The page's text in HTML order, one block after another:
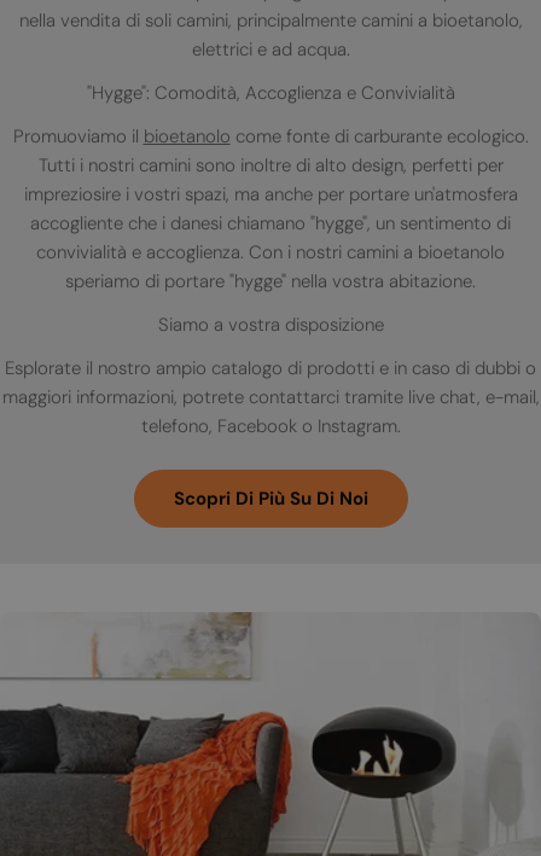
nella vendita di soli camini, principalmente camini a bioetanolo,
elettrici e ad acqua.
"Hygge": Comodità, Accoglienza e Convivialità
Promuoviamo il bioetanolo come fonte di carburante ecologico.
Tutti i nostri camini sono inoltre di alto design, perfetti per
impreziosire i vostri spazi, ma anche per portare un'atmosfera
accogliente che i danesi chiamano "hygge", un sentimento di
convivialità e accoglienza. Con i nostri camini a bioetanolo
speriamo di portare "hygge" nella vostra abitazione.
Siamo a vostra disposizione
Esplorate il nostro ampio catalogo di prodotti e in caso di dubbi o
maggiori informazioni, potrete contattarci tramite live chat, e-mail,
telefono, Facebook o Instagram.
Scopri Di Più Su Di Noi